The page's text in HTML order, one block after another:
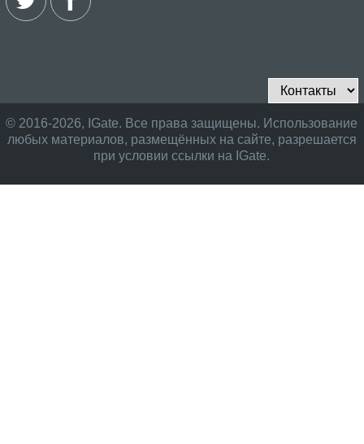
© 2016-2026, IGate. Все права защищены. Использование
любых материалов, размещённых на сайте, разрешается
при условии ссылки на IGate.